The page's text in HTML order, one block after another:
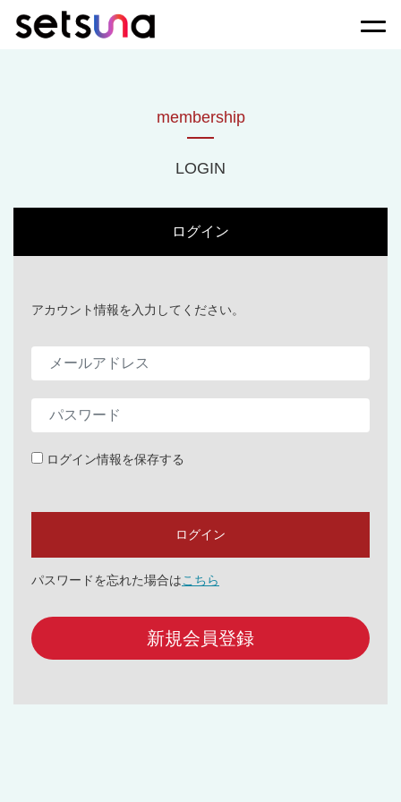
membership
LOGIN
ログイン
アカウント情報を入力してください。
ログイン情報を保存する
パスワードを忘れた場合はこちら
新規会員登録